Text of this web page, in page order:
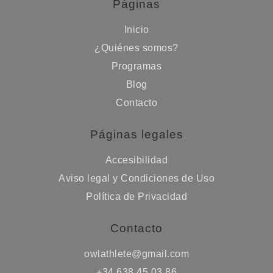
Páginas
Inicio
¿Quiénes somos?
Programas
Blog
Contacto
Páginas legales
Accesibilidad
Aviso legal y Condiciones de Uso
Política de Privacidad
Contacto
owlathlete@gmail.com